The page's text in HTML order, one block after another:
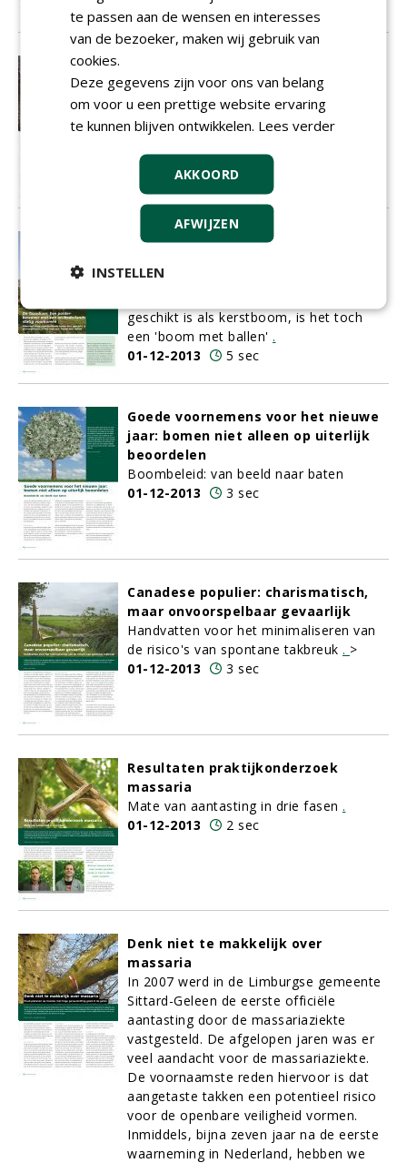
droogteproof en klaar voor de
toekomst?
Beheerder kan anticiperen op
01-12-2013
3 sec
De Taxodium: Een polder- bewoner
voorkomen
geschikt is als kerstboom, is het toch
een 'boom met ballen' .
01-12-2013
5 sec
Goede voornemens voor het nieuwe
jaar: bomen niet alleen op uiterlijk
beoordelen
Boombeleid: van beeld naar baten
01-12-2013
3 sec
Canadese populier: charismatisch,
maar onvoorspelbaar gevaarlijk
Handvatten voor het minimaliseren van
de risico's van spontane takbreuk . >
01-12-2013
3 sec
Resultaten praktijkonderzoek
massaria
Mate van aantasting in drie fasen .
01-12-2013
2 sec
Denk niet te makkelijk over
massaria
In 2007 werd in de Limburgse gemeente
Sittard-Geleen de eerste officiële
aantasting door de massariaziekte
vastgesteld. De afgelopen jaren was er
veel aandacht voor de massariaziekte.
De voornaamste reden hiervoor is dat
aangetaste takken een potentieel risico
voor de openbare veiligheid vormen.
Inmiddels, bijna zeven jaar na de eerste
waarneming in Nederland, hebben we
te passen aan de wensen en interesses
van de bezoeker, maken wij gebruik van
cookies.
Deze gegevens zijn voor ons van belang
om voor u een prettige website ervaring
te kunnen blijven ontwikkelen. Lees verder
AKKOORD
AFWIJZEN
INSTELLEN